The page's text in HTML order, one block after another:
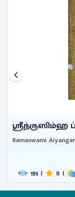
ஸ்ரீந்ருஸிம்ஹ
Ramaswami
144 | 0 |